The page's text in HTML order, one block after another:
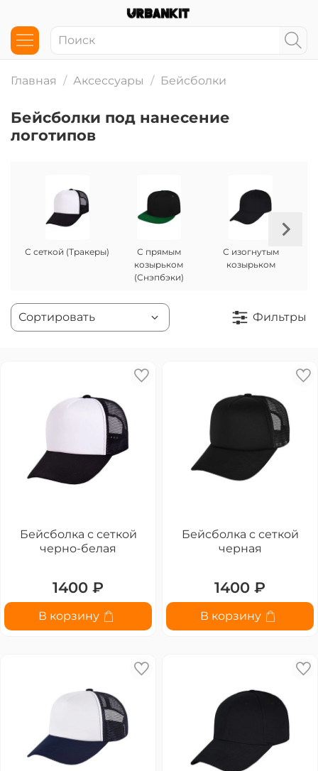
Главная Аксессуары Бейсболки
Бейсболки под нанесение
логотипов
С сеткой (Тракеры)
С прямым
козырьком
(Снэпбэки)
С изогнутым
козырьком
Бейсболка с сеткой
черно-белая
1400 ₽
В корзину
Бейсболка с сеткой
черная
1400 ₽
В корзину